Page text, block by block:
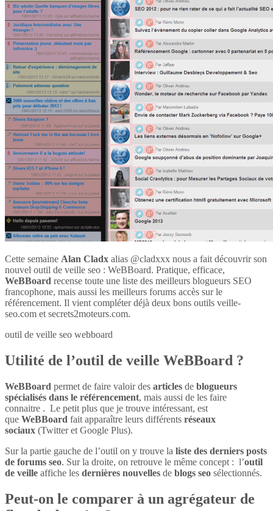
Cette semaine Alan Cladx alias @cladxxx nous a fait découvrir son
nouvel outil de veille seo : WeBBoard. Pratique, efficace,
WeBBoard recense toute une liste des meilleurs blogueurs SEO
francophone, mais aussi les meilleurs forums accès sur le
référencement. Il vient compléter déjà deux bons outils veille-
seo.com et secrets2moteurs.com.
outil de veille seo webboard
Utilité de l’outil de veille WeBBoard ?
WeBBoard permet de faire valoir des articles de blogueurs
spécialisés dans le référencement, mais aussi de les faire
connaitre . Le petit plus que je trouve intéressant, est
que WeBBoard fait apparaître leurs différents réseaux
sociaux (Twitter et Google Plus).
Sur la partie gauche de l’outil on y trouve la liste des derniers posts
de forums seo. Sur la droite, on retrouve le même concept : l’outil
de veille affiche les dernières nouvelles de blogs seo sélectionnés.
Peut-on le comparer à un agrégateur de